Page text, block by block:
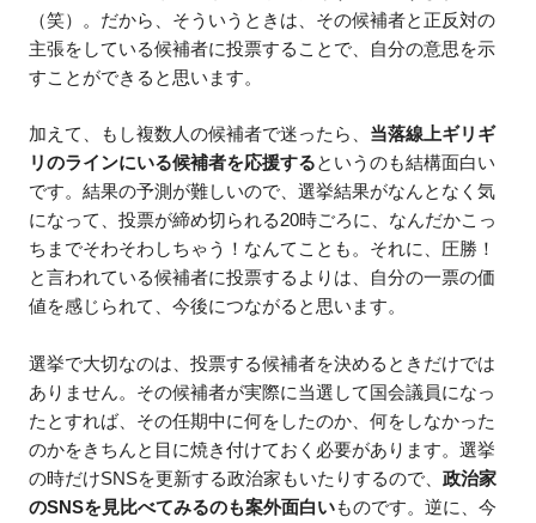
（笑）。だから、そういうときは、その候補者と正反対の
主張をしている候補者に投票することで、自分の意思を示
すことができると思います。
加えて、もし複数人の候補者で迷ったら、 当落線上ギリギ
リのラインにいる候補者を応援するというのも結構面白い
です。結果の予測が難しいので、選挙結果がなんとなく気
になって、投票が締め切られる20時ごろに、なんだかこっ
ちまでそわそわしちゃう！なんてことも。それに、圧勝！
と言われている候補者に投票するよりは、自分の一票の価
値を感じられて、今後につながると思います。
選挙で大切なのは、投票する候補者を決めるときだけでは
ありません。その候補者が実際に当選して国会議員になっ
たとすれば、その任期中に何をしたのか、何をしなかった
のかをきちんと目に焼き付けておく必要があります。選挙
の時だけSNSを更新する政治家もいたりするので、政治家
のSNSを見比べてみるのも案外面白いものです。逆に、今